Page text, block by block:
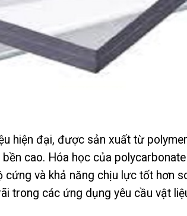
hiện đại, được sản xuất từ polymer
cao. Hóa học của
và khả năng chịu lực tốt hơn
trong các ứng dụng yêu cầu vật